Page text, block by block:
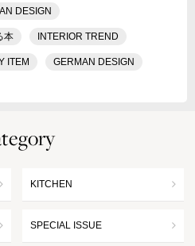
DESIGN
本 INTERIOR TREND
ITEM GERMAN DESIGN
KITCHEN
SPECIAL ISSUE